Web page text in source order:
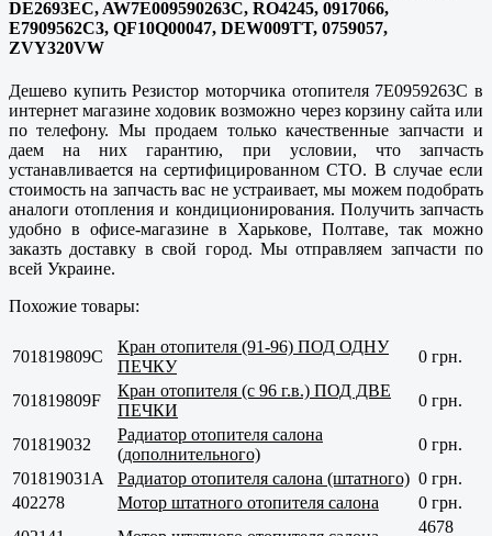
DE2693EC, AW7E009590263C, RO4245, 0917066,
E7909562C3, QF10Q00047, DEW009TT, 0759057,
ZVY320VW
Дешево купить Резистор моторчика отопителя 7E0959263C в
интернет магазине ходовик возможно через корзину сайта или
по телефону. Мы продаем только качественные запчасти и
даем на них гарантию, при условии, что запчасть
устанавливается на сертифицированном СТО. В случае если
стоимость на запчасть вас не устраивает, мы можем подобрать
аналоги отопления и кондиционирования. Получить запчасть
удобно в офисе-магазине в Харькове, Полтаве, так можно
заказть доставку в свой город. Мы отправляем запчасти по
всей Украине.
Похожие товары:
701819809C
Кран отопителя (91-96) ПОД ОДНУ
ПЕЧКУ
0 грн.
701819809F
Кран отопителя (с 96 г.в.) ПОД ДВЕ
ПЕЧКИ
0 грн.
701819032
Радиатор отопителя салона
(дополнительного)
0 грн.
701819031А
Радиатор отопителя салона (штатного) 0 грн.
402278
Мотор штатного отопителя салона
0 грн.
4678